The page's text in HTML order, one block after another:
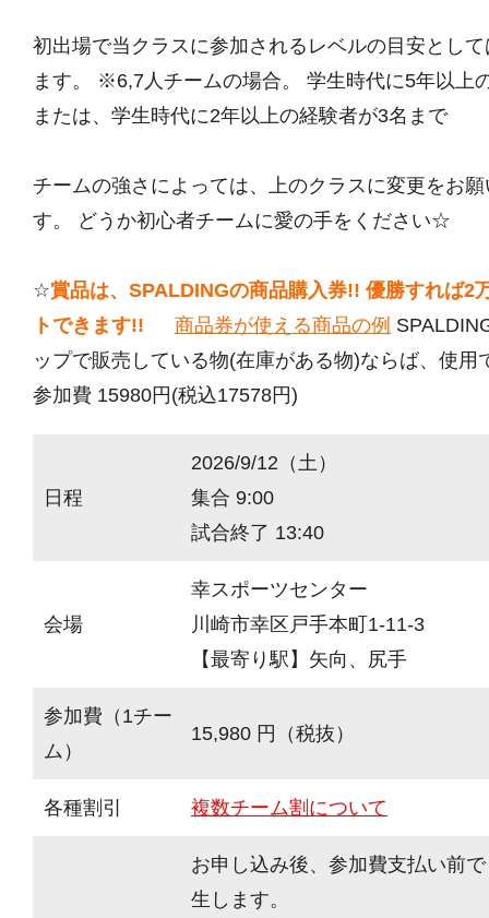
初出場で当クラスに参加されるレベルの目安とし
ます。 ※6,7人チームの場合。 学生時代に5年以上
または、学生時代に2年以上の経験者が3名まで
チームの強さによっては、上のクラスに変更をお
す。 どうか初心者チームに愛の手をください☆
☆賞品は、SPALDINGの商品購入券!! 優勝すれば2
トできます!!
商品券が使える商品の例
ップで販売している物(在庫がある物)ならば、使用
参加費 15980円(税込17578円)
日程
2026/9/12（土）
集合 9:00
試合終了 13:40
会場
幸スポーツセンター
川崎市幸区戸手本町1-11-3
【最寄り駅】矢向、尻手
参加費（1チー
ム）
15,980 円（税抜）
各種割引 複数チーム割について
お申し込み後、参加費支払い前
生します。